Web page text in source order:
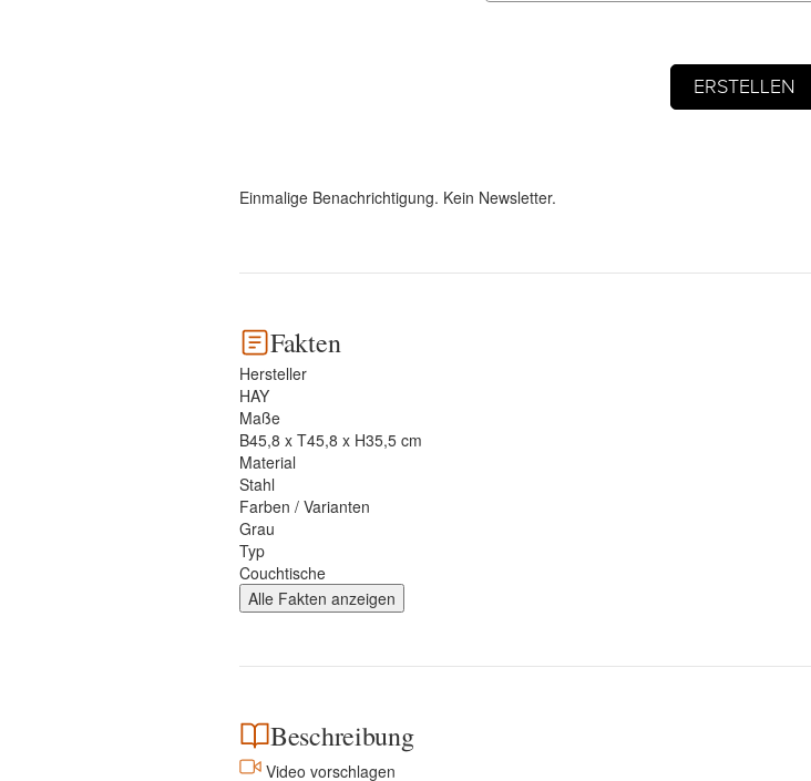
Einmalige Benachrichtigung. Kein Newsletter.
Fakten
Hersteller
HAY
Maße
B45,8 x T45,8 x H35,5 cm
Material
Stahl
Farben / Varianten
Grau
Typ
Couchtische
Alle Fakten anzeigen
Beschreibung
Video vorschlagen